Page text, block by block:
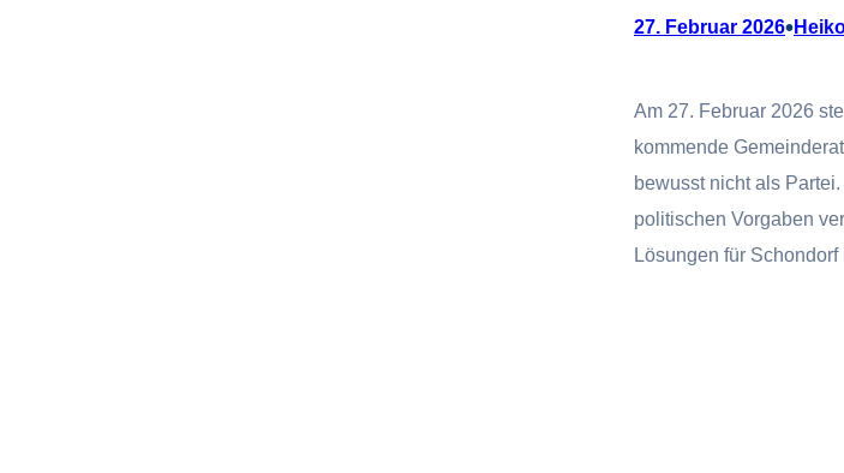
27. Februar 2026•
Am 27. Februar 2026
kommende
bewusst nicht als
politischen Vorgaben
Lösungen für